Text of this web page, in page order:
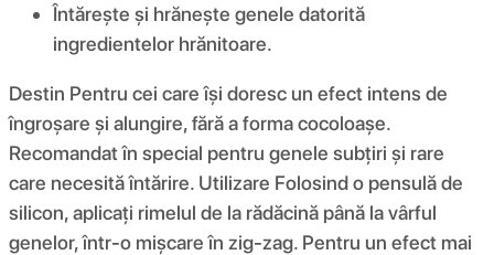
Întărește și hrănește genele datorită
ingredientelor hrănitoare.
Destin Pentru cei care își doresc un efect intens de
îngroșare și alungire, fără a forma cocoloașe.
Recomandat în special pentru genele subțiri și rare
care necesită întărire. Utilizare Folosind o pensulă de
silicon, aplicați rimelul de la rădăcină până la vârful
genelor, într-o mișcare în zig-zag. Pentru un efect mai